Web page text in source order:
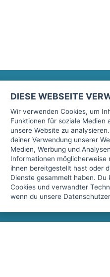
Marktplatz
Kontakt
Preise Marktplatz
FAQ Marktplatz
Über uns
Werbebuchungen
DIESE WEBSEITE
Wir verwenden Cookies, um
Funktionen für soziale
unsere Website zu
deiner Verwendung unserer
Medien, Werbung und
Informationen möglicherweise
ihnen bereitgestellt hast oder
Dienste gesammelt haben.
Cookies und verwandter
wenn du unsere